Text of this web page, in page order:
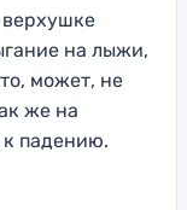
верхушке
на лыжи,
может, не
же на
падению.